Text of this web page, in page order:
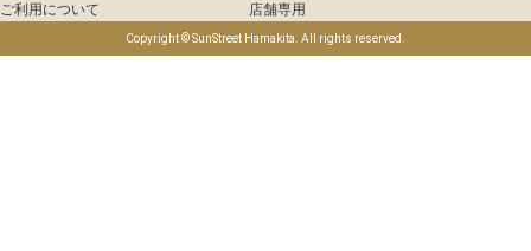
ご利用について 店舗専用
Copyright © SunStreet Hamakita. All rights reserved.